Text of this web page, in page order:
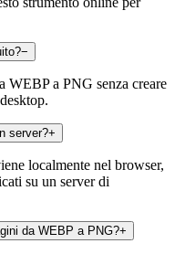
−
WEBP a PNG senza creare
server?+
localmente nel browser,
su un server di
da WEBP a PNG?+